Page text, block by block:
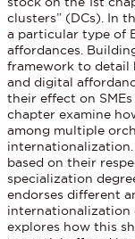
clusters” (DCs). In
a particular type of
affordances.
framework to detail
and digital
their effect on
chapter examine
among multiple
based on their
specialization
endorses different
internationalization
explores how this